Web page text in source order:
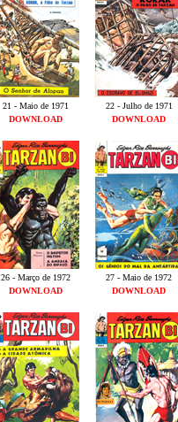
21 - Maio de 1971
22 - Julho de 1971
DOWNLOAD
DOWNLOAD
26 - Março de 1972
27 - Maio de 1972
DOWNLOAD
DOWNLOAD